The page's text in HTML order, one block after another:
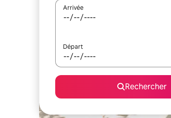
Arrivée
Départ
Rechercher